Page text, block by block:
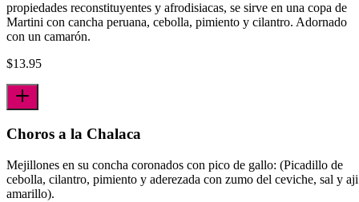
propiedades reconstituyentes y afrodisiacas, se sirve en una copa de
Martini con cancha peruana, cebolla, pimiento y cilantro. Adornado
con un camarón.
$13.95
Choros a la Chalaca
Mejillones en su concha coronados con pico de gallo: (Picadillo de
cebolla, cilantro, pimiento y aderezada con zumo del ceviche, sal y aji
amarillo).